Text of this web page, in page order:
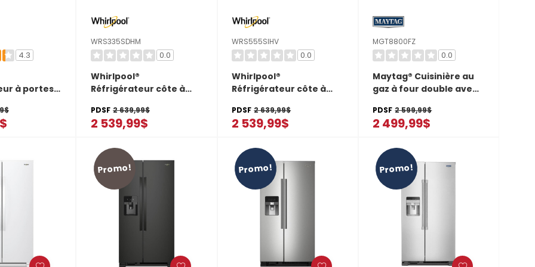
4.3
à portes
WRS335SDHM
0.0
Whirlpool®
Réfrigérateur côte à
WRS335SDHM
PDSF 2 639,99$
2 539,99$
WRS555SIHV
0.0
Whirlpool®
Réfrigérateur côte à
WRS555SIHV
PDSF 2 639,99$
2 539,99$
MGT8800FZ
0.0
Maytag® Cuisinière au
gaz à four double avec
30 po - 6 pi cu
MGT8800FZ
PDSF 2 599,99$
2 499,99$
Promo! Promo! Promo!